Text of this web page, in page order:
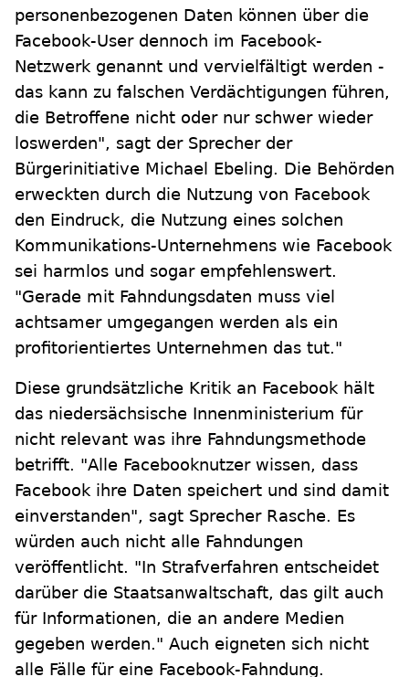
personenbezogenen Daten können über die
Facebook-User dennoch im Facebook-
Netzwerk genannt und vervielfältigt werden -
das kann zu falschen Verdächtigungen führen,
die Betroffene nicht oder nur schwer wieder
loswerden", sagt der Sprecher der
Bürgerinitiative Michael Ebeling. Die Behörden
erweckten durch die Nutzung von Facebook
den Eindruck, die Nutzung eines solchen
Kommunikations-Unternehmens wie Facebook
sei harmlos und sogar empfehlenswert.
"Gerade mit Fahndungsdaten muss viel
achtsamer umgegangen werden als ein
profitorientiertes Unternehmen das tut."
Diese grundsätzliche Kritik an Facebook hält
das niedersächsische Innenministerium für
nicht relevant was ihre Fahndungsmethode
betrifft. "Alle Facebooknutzer wissen, dass
Facebook ihre Daten speichert und sind damit
einverstanden", sagt Sprecher Rasche. Es
würden auch nicht alle Fahndungen
veröffentlicht. "In Strafverfahren entscheidet
darüber die Staatsanwaltschaft, das gilt auch
für Informationen, die an andere Medien
gegeben werden." Auch eigneten sich nicht
alle Fälle für eine Facebook-Fahndung.